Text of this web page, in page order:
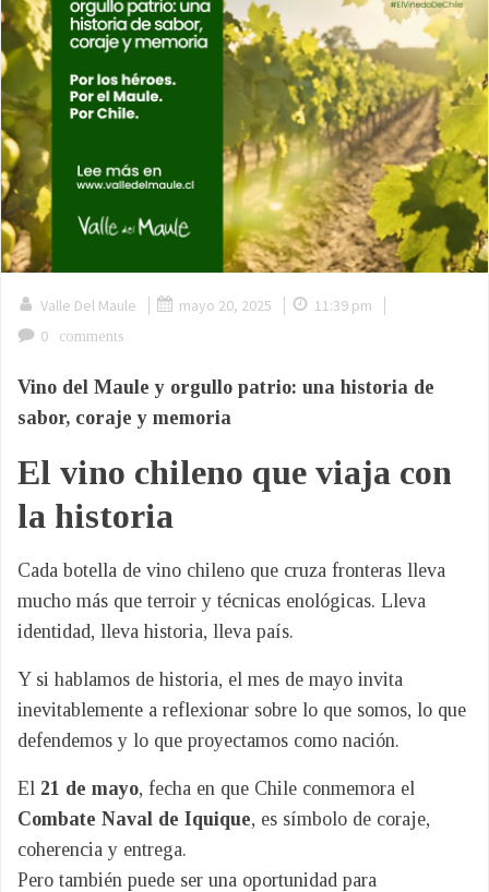
Valle Del Maule mayo 20, 2025 11:39 pm
0 comments
Vino del Maule y orgullo patrio: una historia de
sabor, coraje y memoria
El vino chileno que viaja con
la historia
Cada botella de vino chileno que cruza fronteras lleva
mucho más que terroir y técnicas enológicas. Lleva
identidad, lleva historia, lleva país.
Y si hablamos de historia, el mes de mayo invita
inevitablemente a reflexionar sobre lo que somos, lo que
defendemos y lo que proyectamos como nación.
El 21 de mayo, fecha en que Chile conmemora el
Combate Naval de Iquique, es símbolo de coraje,
coherencia y entrega.
Pero también puede ser una oportunidad para